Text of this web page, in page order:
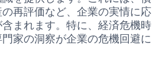
再評価など、企業の実情に応
まれます。特に、経済危機時
家の洞察が企業の危機回避に